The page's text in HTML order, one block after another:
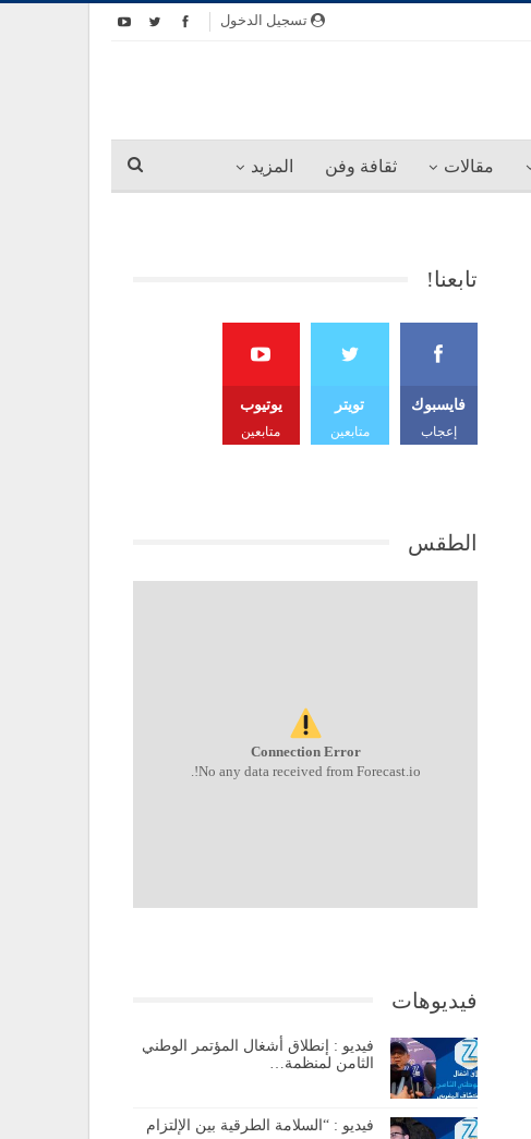
تسجيل الدخول
مقالات ثقافة وفن المزيد
تابعنا!
فايسبوك
إعجاب
تويتر
متابعين
يوتيوب
متابعين
الطقس
Connection Error
No any data received from Forecast.io!.
فيديوهات
فيديو : إنطلاق أشغال المؤتمر الوطني
الثامن لمنظمة…
فيديو : “السلامة الطرقية بين الإلتزام